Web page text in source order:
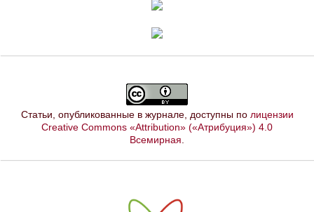
Статьи, опубликованные в журнале, доступны по лицензии
Creative Commons «Attribution» («Атрибуция») 4.0
Всемирная